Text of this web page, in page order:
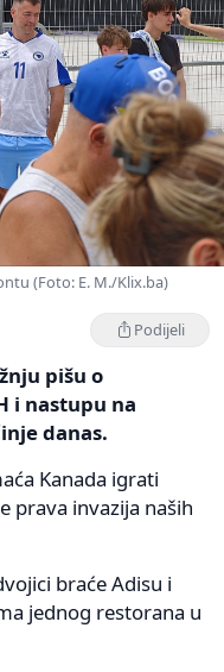
(Foto: E. M./Klix.ba)
Podijeli
pišu o
i nastupu na
danas.
Kanada igrati
prava invazija naših
braće Adisu i
jednog restorana u